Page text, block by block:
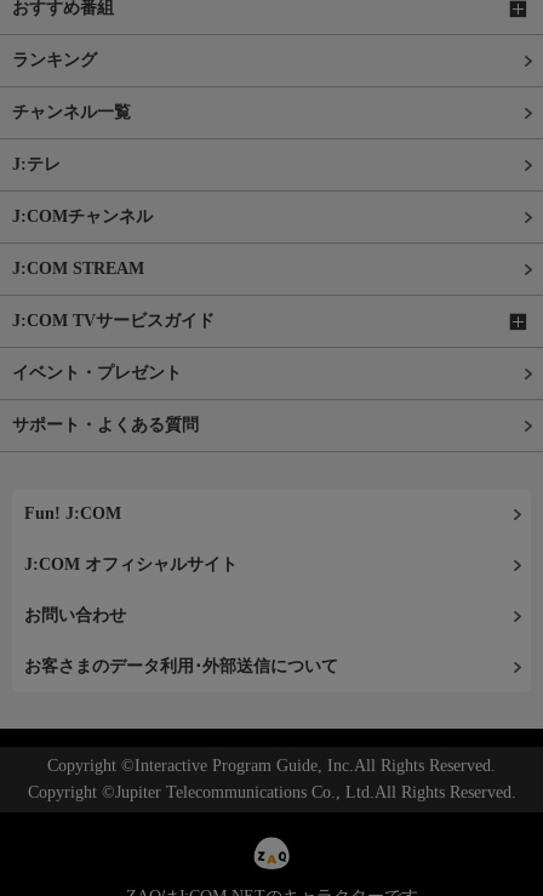
おすすめ番組
ランキング
チャンネル一覧
J:テレ
J:COMチャンネル
J:COM STREAM
J:COM TVサービスガイド
イベント・プレゼント
サポート・よくある質問
Fun! J:COM
J:COM オフィシャルサイト
お問い合わせ
お客さまのデータ利用･外部送信について
Copyright ©Interactive Program Guide, Inc.All Rights Reserved.
Copyright ©Jupiter Telecommunications Co., Ltd.All Rights Reserved.